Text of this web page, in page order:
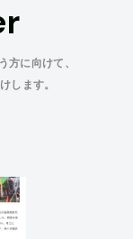
方に向けて、
します。